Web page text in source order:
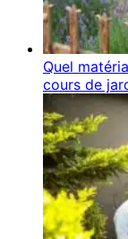
Quel
cours de